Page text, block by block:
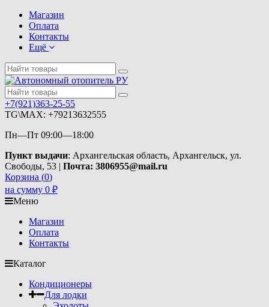
Магазин
Оплата
Контакты
Ещё
+7(921)363-25-55
TG\MAX: +79213632555
Пн—Пт 09:00—18:00
Пункт выдачи: Архангельская область, Архангельск, ул.
Свободы, 53 | Почта: 3806955@mail.ru
Корзина (0)
на сумму 0 ₽
Меню
Магазин
Оплата
Контакты
Каталог
Кондиционеры
Для лодки